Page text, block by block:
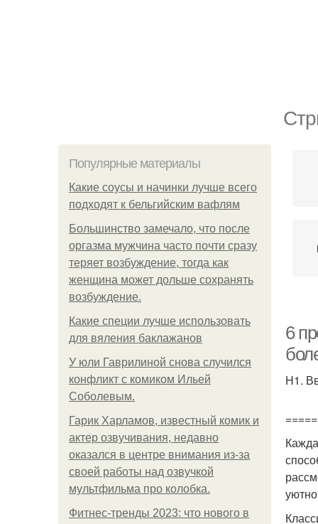
Популярные материалы
Какие соусы и начинки лучше всего
подходят к бельгийским вафлям
Большинство замечало, что после
оргазма мужчина часто почти сразу
теряет возбуждение, тогда как
женщина может дольше сохранять
возбуждение.
Какие специи лучше использовать
для вяления баклажанов
У юли Гаврилиной снова случился
конфликт с комиком Ильей
Соболевым.
Гарик Харламов, известный комик и
актер озвучивания, недавно
оказался в центре внимания из-за
своей работы над озвучкой
мультфильма про колобка.
Фитнес-тренды 2023: что нового в
6
H1.